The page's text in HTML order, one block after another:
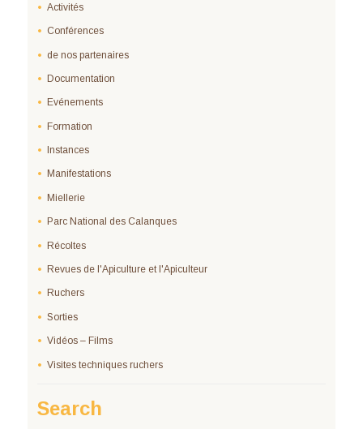
Activités
Conférences
de nos partenaires
Documentation
Evénements
Formation
Instances
Manifestations
Miellerie
Parc National des Calanques
Récoltes
Revues de l'Apiculture et l'Apiculteur
Ruchers
Sorties
Vidéos – Films
Visites techniques ruchers
Search